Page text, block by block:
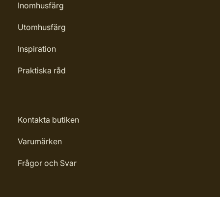
Inomhusfärg
Utomhusfärg
Inspiration
Praktiska råd
Kontakta butiken
Varumärken
Frågor och Svar